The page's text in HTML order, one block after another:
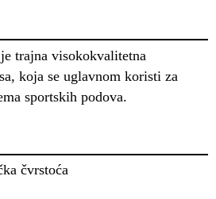
trajna visokokvalitetna
koja se uglavnom koristi za
sportskih podova.
čvrstoća